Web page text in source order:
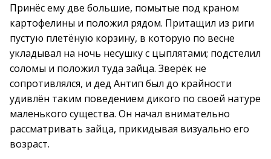
Принёс ему две большие, помытые под краном
картофелины и положил рядом. Притащил из риги
пустую плетёную корзину, в которую по весне
укладывал на ночь несушку с цыплятами; подстелил
соломы и положил туда зайца. Зверёк не
сопротивлялся, и дед Антип был до крайности
удивлён таким поведением дикого по своей натуре
маленького существа. Он начал внимательно
рассматривать зайца, прикидывая визуально его
возраст.